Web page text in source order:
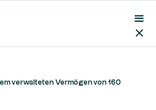
verwalteten Vermögen von 160